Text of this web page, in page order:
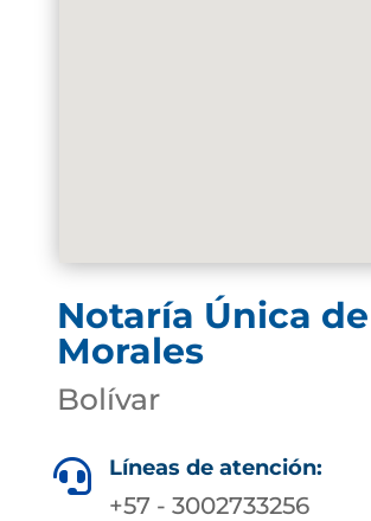
Notaría Única de
Morales
Bolívar
 Líneas de atención:
+57 - 3002733256